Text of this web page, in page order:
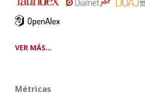
VER MÁS...
Métricas